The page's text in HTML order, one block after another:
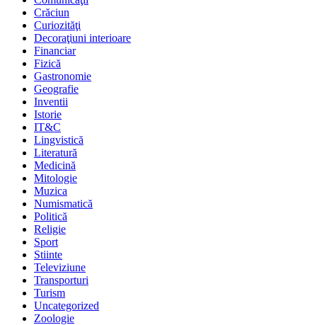
Crăciun
Curiozităţi
Decoraţiuni interioare
Financiar
Fizică
Gastronomie
Geografie
Inventii
Istorie
IT&C
Lingvistică
Literatură
Medicină
Mitologie
Muzica
Numismatică
Politică
Religie
Sport
Stiinte
Televiziune
Transporturi
Turism
Uncategorized
Zoologie